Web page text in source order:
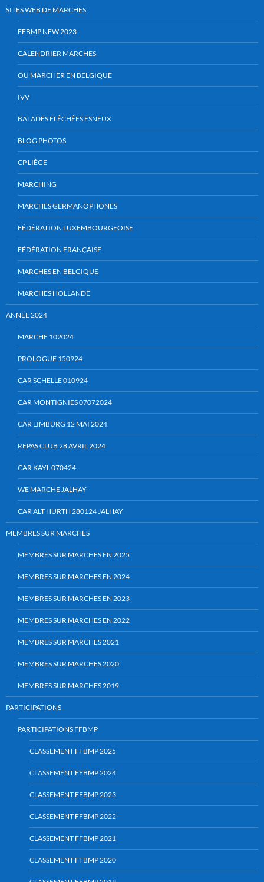
SITES WEB DE MARCHES
FFBMP NEW 2023
CALENDRIER MARCHES
OU MARCHER EN BELGIQUE
IVV
BALADES FLÈCHÉES ESNEUX
BLOG PHOTOS
CP LIÈGE
MARCHING
MARCHES GERMANOPHONES
FÉDÉRATION LUXEMBOURGEOISE
FÉDÉRATION FRANÇAISE
MARCHES EN BELGIQUE
MARCHES HOLLANDE
ANNÉE 2024
MARCHE 102024
PROLOGUE 150924
CAR SCHELLE 010924
CAR MONTIGNIES 07072024
CAR LIMBURG 12 MAI 2024
REPAS CLUB 28 AVRIL 2024
CAR KAYL 070424
WE MARCHE JALHAY
CAR ALT HURTH 280124 JALHAY
MEMBRES SUR MARCHES
MEMBRES SUR MARCHES EN 2025
MEMBRES SUR MARCHES EN 2024
MEMBRES SUR MARCHES EN 2023
MEMBRES SUR MARCHES EN 2022
MEMBRES SUR MARCHES 2021
MEMBRES SUR MARCHES 2020
MEMBRES SUR MARCHES 2019
PARTICIPATIONS
PARTICIPATIONS FFBMP
CLASSEMENT FFBMP 2025
CLASSEMENT FFBMP 2024
CLASSEMENT FFBMP 2023
CLASSEMENT FFBMP 2022
CLASSEMENT FFBMP 2021
CLASSEMENT FFBMP 2020